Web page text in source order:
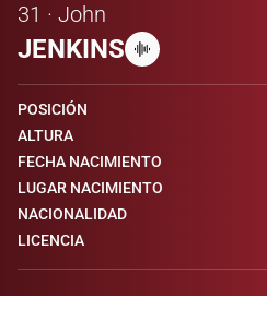
31 · John
JENKINS
POSICIÓN
ALTURA
FECHA NACIMIENTO
LUGAR NACIMIENTO
NACIONALIDAD
LICENCIA